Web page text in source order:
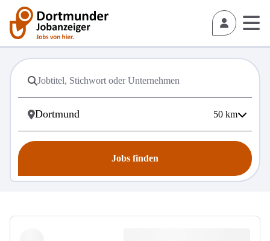
50 km
Jobs finden